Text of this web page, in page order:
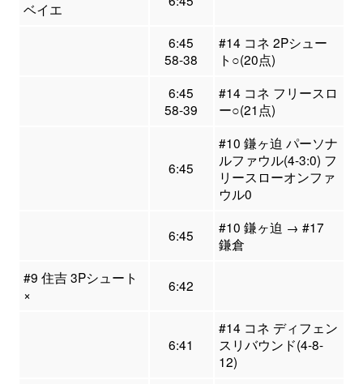
ベイエ
6:45
58-38
#14 コネ 2Pシュー
ト○(20点)
6:45
58-39
#14 コネ フリースロ
ー○(21点)
6:45
#10 鎌ヶ迫 パーソナ
ルファウル(4-3:0) フ
リースローオンファ
ウル0
6:45
#10 鎌ヶ迫 → #17
鎌倉
#9 住吉 3Pシュート
×
6:42
6:41
#14 コネ ディフェン
スリバウンド(4-8-
12)